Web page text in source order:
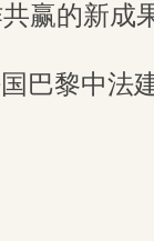
赢的新成
国巴黎中法